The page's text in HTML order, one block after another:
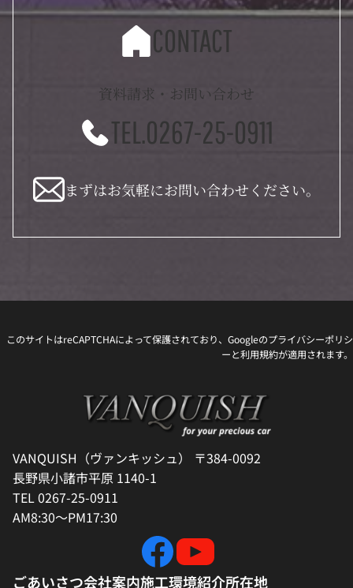
CONTACT
資料請求・お問い合わせ
TEL.0267-25-0911
まずはお気軽にお問い合わせください。
このサイトはreCAPTCHAによって保護されており、Googleのプライバシーポリシ
ーと利用規約が適用されます。
VANQUISH（ヴァンキッシュ） 〒384-0092
長野県小諸市平原 1140-1
TEL 0267-25-0911
AM8:30～PM17:30
ごあいさつ会社案内施工環境紹介所在地